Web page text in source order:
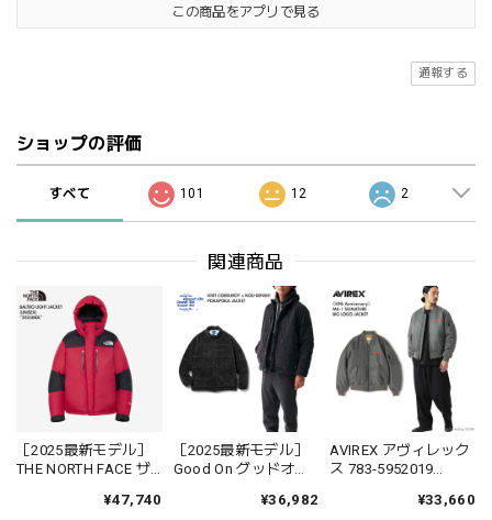
この商品をアプリで見る
通報する
ショップの評価
すべて 101 12 2
関連商品
［2025最新モデル］
THE NORTH FACE ザ
ND92551 バルトロラ
¥47,740
［2025最新モデル］
Good On グッドオン
ーデュロイ×光電子 ポ
¥36,982
AVIREX アヴィレック
ス 783-5952019
MA-1 SIGNATURE BIG
¥33,660